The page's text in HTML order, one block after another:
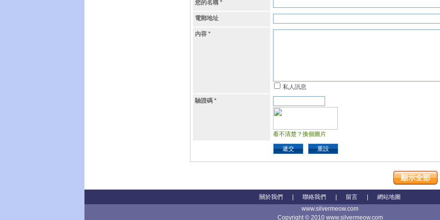
您的名稱 *
電郵地址
內容 *
私人訊息
驗證碼 *
看不清楚？換個圖片
遞交 重設
顯示全部
關於我們 聯絡我們 留言
網站地圖
www.silvermeow.com
Copyright © 2010 www.silvermeow.com